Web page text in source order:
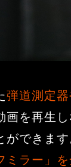
弾道測定
を再生し
できます
ミラー」